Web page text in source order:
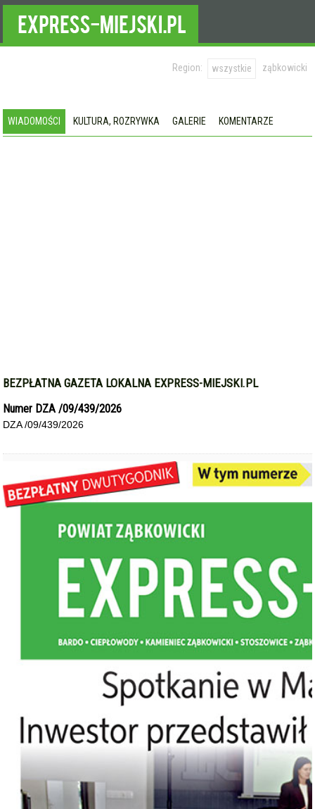
Region: wszystkie ząbkowicki
WIADOMOŚCI KULTURA, ROZRYWKA GALERIE KOMENTARZE
BEZPŁATNA GAZETA LOKALNA EXPRESS-MIEJSKI.PL
Numer DZA /09/439/2026
DZA /09/439/2026